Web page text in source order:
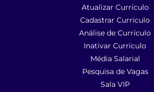
Atualizar Currículo
Cadastrar Currículo
Análise de Currículo
Inativar Currículo
Média Salarial
Pesquisa de Vagas
Sala VIP